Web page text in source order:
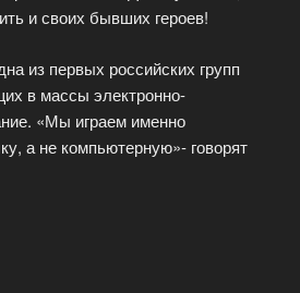
и своих бывших героев!
из первых российских групп
в массы электронно-
«Мы играем именно
а не компьютерную»- говорят